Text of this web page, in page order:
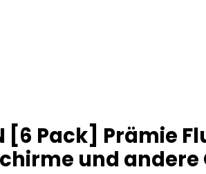
[6 Pack] Prämie
und